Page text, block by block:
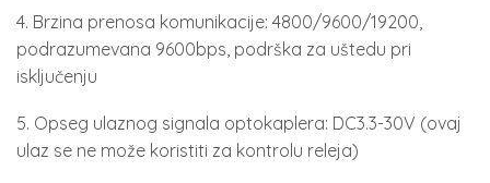
4. Brzina prenosa komunikacije: 4800/9600/19200,
podrazumevana 9600bps, podrška za uštedu pri
isključenju
5. Opseg ulaznog signala optokaplera: DC3.3-30V (ovaj
ulaz se ne može koristiti za kontrolu releja)